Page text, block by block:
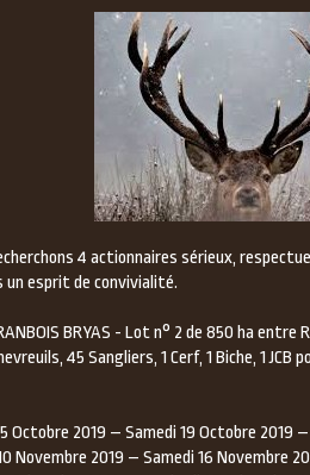
4 actionnaires sérieux,
un esprit de convivialité.
BRYAS - Lot n° 2 de 850 ha entre
45 Sangliers, 1 Cerf, 1 Biche, 1 JCB
Octobre 2019 – Samedi 19 Octobre 2019
Novembre 2019 – Samedi 16 Novembre